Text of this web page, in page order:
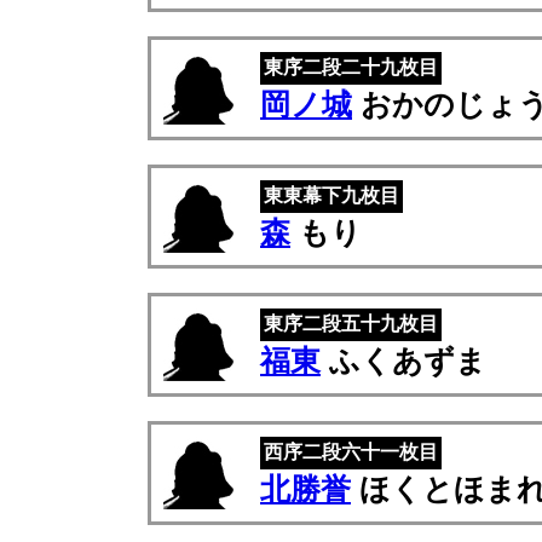
東序二段二十九枚目
岡ノ城 おかのじょ
東東幕下九枚目
森 もり
東序二段五十九枚目
福東 ふくあずま
西序二段六十一枚目
北勝誉 ほくとほま